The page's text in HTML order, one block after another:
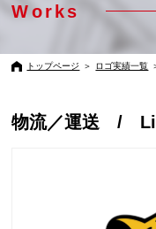
Works
トップページ ＞ ロゴ実績一覧
物流／運送 /